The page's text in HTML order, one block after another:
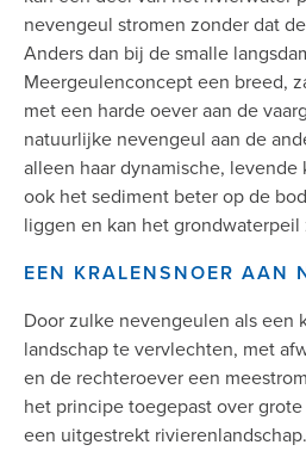
nevengeul stromen zonder dat
Anders dan bij de smalle
Meergeulenconcept een breed,
met een harde oever aan de
natuurlijke nevengeul aan de
alleen haar dynamische,
ook het sediment beter op de
liggen en kan het
EEN KRALENSNOER AAN
Door zulke nevengeulen als een
landschap te vervlechten, met
en de rechteroever een
het principe toegepast over
een uitgestrekt